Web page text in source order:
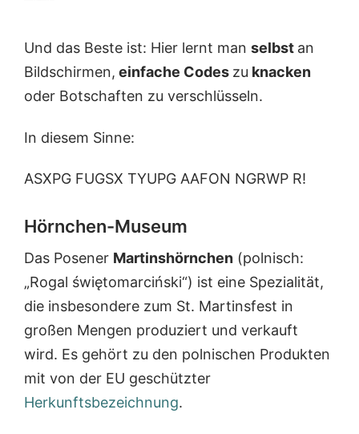
p
t
o
l
i
-
r
I
p
o
l
i
-
r
I
Und das Beste ist: Hier lernt man selbst an
Bildschirmen, einfache Codes zu knacken
oder Botschaften zu verschlüsseln.
In diesem Sinne:
ASXPG FUGSX TYUPG AAFON NGRWP R!
Hörnchen-Museum
Das Posener Martinshörnchen (polnisch:
„Rogal świętomarciński“) ist eine Spezialität,
die insbesondere zum St. Martinsfest in
großen Mengen produziert und verkauft
wird. Es gehört zu den polnischen Produkten
mit von der EU geschützter
Herkunftsbezeichnung.